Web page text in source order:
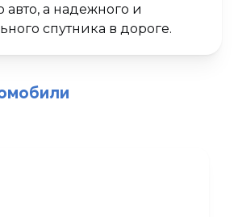
авто, а надежного и
спутника в дороге.